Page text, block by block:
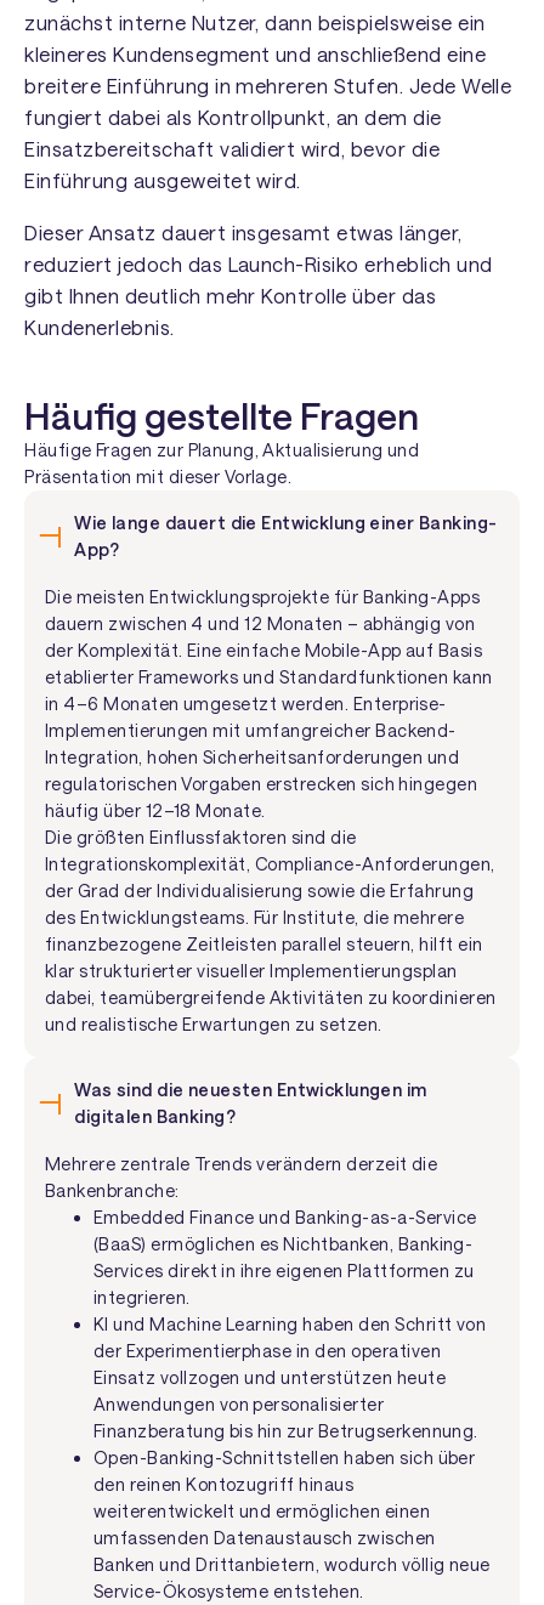
zunächst interne Nutzer, dann beispielsweise ein
kleineres Kundensegment und anschließend eine
breitere Einführung in mehreren Stufen. Jede Welle
fungiert dabei als Kontrollpunkt, an dem die
Einsatzbereitschaft validiert wird, bevor die
Einführung ausgeweitet wird.
Dieser Ansatz dauert insgesamt etwas länger,
reduziert jedoch das Launch-Risiko erheblich und
gibt Ihnen deutlich mehr Kontrolle über das
Kundenerlebnis.
Häufig gestellte Fragen
Häufige Fragen zur Planung, Aktualisierung und
Präsentation mit dieser Vorlage.
Wie lange dauert die Entwicklung einer Banking-
App?
Die meisten Entwicklungsprojekte für Banking-Apps
dauern zwischen 4 und 12 Monaten – abhängig von
der Komplexität. Eine einfache Mobile-App auf Basis
etablierter Frameworks und Standardfunktionen kann
in 4–6 Monaten umgesetzt werden. Enterprise-
Implementierungen mit umfangreicher Backend-
Integration, hohen Sicherheitsanforderungen und
regulatorischen Vorgaben erstrecken sich hingegen
häufig über 12–18 Monate.
Die größten Einflussfaktoren sind die
Integrationskomplexität, Compliance-Anforderungen,
der Grad der Individualisierung sowie die Erfahrung
des Entwicklungsteams. Für Institute, die mehrere
finanzbezogene Zeitleisten parallel steuern, hilft ein
klar strukturierter visueller Implementierungsplan
dabei, teamübergreifende Aktivitäten zu koordinieren
und realistische Erwartungen zu setzen.
Was sind die neuesten Entwicklungen im
digitalen Banking?
Mehrere zentrale Trends verändern derzeit die
Bankenbranche:
Embedded Finance und Banking-as-a-Service
(BaaS) ermöglichen es Nichtbanken, Banking-
Services direkt in ihre eigenen Plattformen zu
integrieren.
KI und Machine Learning haben den Schritt von
der Experimentierphase in den operativen
Einsatz vollzogen und unterstützen heute
Anwendungen von personalisierter
Finanzberatung bis hin zur Betrugserkennung.
Open-Banking-Schnittstellen haben sich über
den reinen Kontozugriff hinaus
weiterentwickelt und ermöglichen einen
umfassenden Datenaustausch zwischen
Banken und Drittanbietern, wodurch völlig neue
Service-Ökosysteme entstehen.